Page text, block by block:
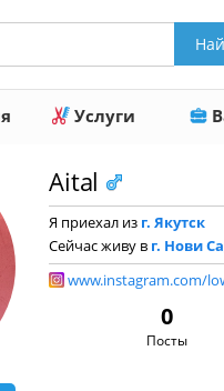
Услуги
Aital
Я приехал из г. Якутск
Сейчас живу в г. Нови
www.instagram.com/
0
Посты